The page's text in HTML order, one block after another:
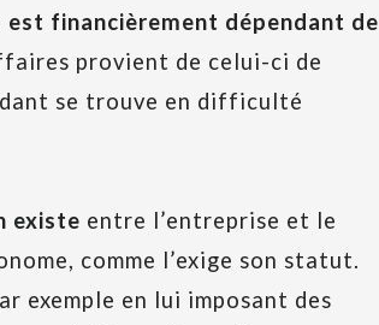
est financièrement dépendant de
provient de celui-ci de
se trouve en difficulté
existe entre l’entreprise et le
comme l’exige son statut.
exemple en lui imposant des